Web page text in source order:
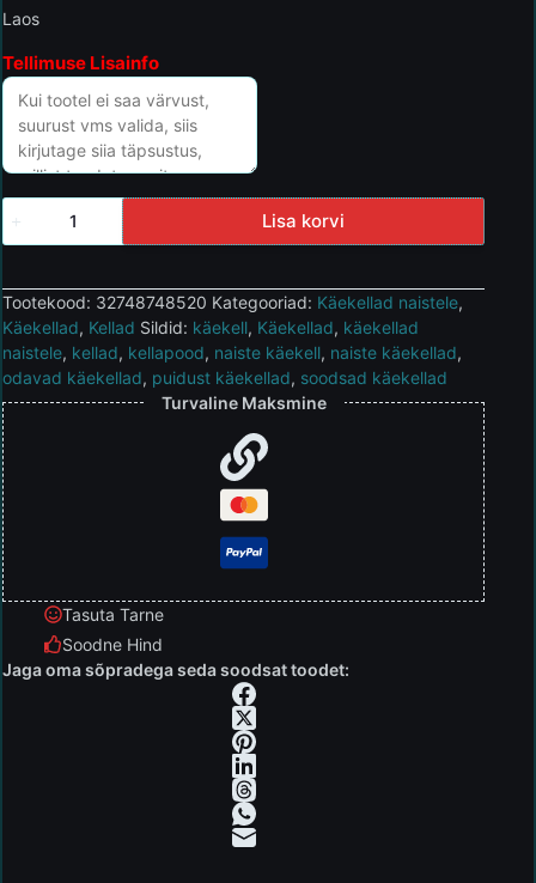
Laos
Tellimuse Lisainfo
Lisa korvi
Tootekood: 32748748520 Kategooriad: Käekellad naistele,
Käekellad, Kellad Sildid: käekell, Käekellad, käekellad
naistele, kellad, kellapood, naiste käekell, naiste käekellad,
odavad käekellad, puidust käekellad, soodsad käekellad
Turvaline Maksmine
Tasuta Tarne
Soodne Hind
Jaga oma sõpradega seda soodsat toodet: